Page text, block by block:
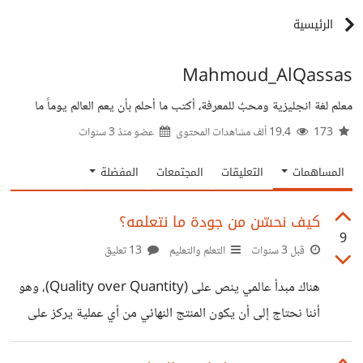
الرئيسية
Mahmoud_AlQassas
معلم لغة انجليزية ومحبٌ للمعرفة، أكتب ما أحلم بأن يعم العالم يوماً ما
عضو منذ3 سنوات
المساهمات التعليقات المجتمعات المفضلة
9
كيف نحسّن من جودة ما نتعلمه؟
قبل 3 سنوات التعلم والتعليم
هناك مبدأ عالمي ينص على (Quality over Quantity)، وهو
أننا نحتاج إلى أن يكون المنتج النهائي من أي عملية يركز على
الكفاءة بشكل أكبر من الكمية والعدد. ولو أخذنا هذا المفهوم